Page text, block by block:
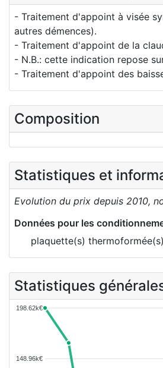
- Traitement d'appoint à visée
autres démences).
- Traitement d'appoint de la
- N.B.: cette indication repose
- Traitement d'appoint des
Composition
Statistiques et
Evolution du prix depuis 2010,
Données pour les
plaquette(s)
Statistiques
198.62k€
148.96k€